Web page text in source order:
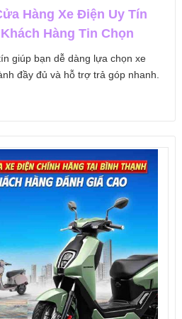
Hàng Xe Điện Uy Tín
Hàng Tin Chọn
giúp bạn dễ dàng lựa chọn xe
đầy đủ và hỗ trợ trả góp nhanh.